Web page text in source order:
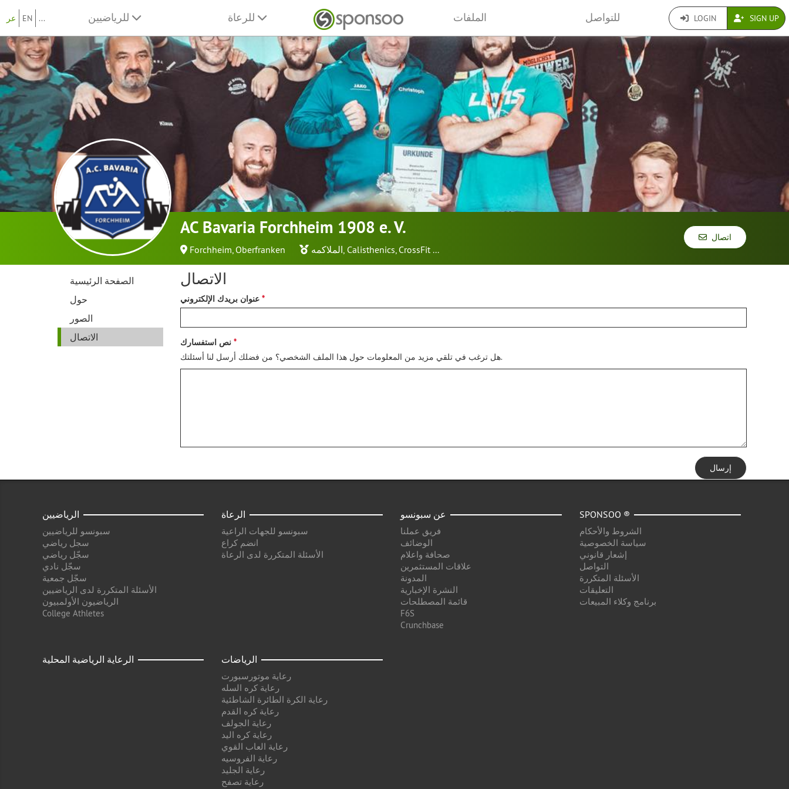
عر EN ... الملفات للتواصل LOGIN SIGN UP
AC Bavaria Forchheim 1908 e. V.
Forchheim, Oberfranken الملاكمه, Calisthenics, CrossFit...
اتصال
الصفحة الرئيسية
حول
الصور
الاتصال
الاتصال
عنوان بريدك الإلكتروني
نص استفسارك
هل ترغب في تلقي مزيد من المعلومات حول هذا الملف الشخصي؟ من فضلك أرسل لنا أسئلتك.
إرسال
الرياضيين
سبونسو للرياضيين
سجل رياضي
سجّل رياضي
سجّل نادي
سجّل جمعية
الأسئلة المتكررة لدى الرياضيين
الرياضيون الأولمبيون
College Athletes
الرعاة
سبونسو للجهات الراعية
انضم كراع
الأسئلة المتكررة لدى الرعاة
عن سبونسو
فريق عملنا
الوضائف
صحافة واعلام
علاقات المستثمرين
المدونة
النشرة الإخبارية
قائمة المصطلحات
F6S
Crunchbase
SPONSOO ®
الشروط والأحكام
سياسة الخصوصية
إشعار قانوني
التواصل
الأسئلة المتكررة
التعليقات
برنامج وكلاء المبيعات
الرعاية الرياضية المحلية الرياضات
رعاية موتورسبورت
رعاية كره السله
رعاية الكرة الطائرة الشاطئية
رعاية كره القدم
رعاية الجولف
رعاية كره اليد
رعاية العاب القوي
رعاية الفروسيه
رعاية الجليد
رعاية تصفح